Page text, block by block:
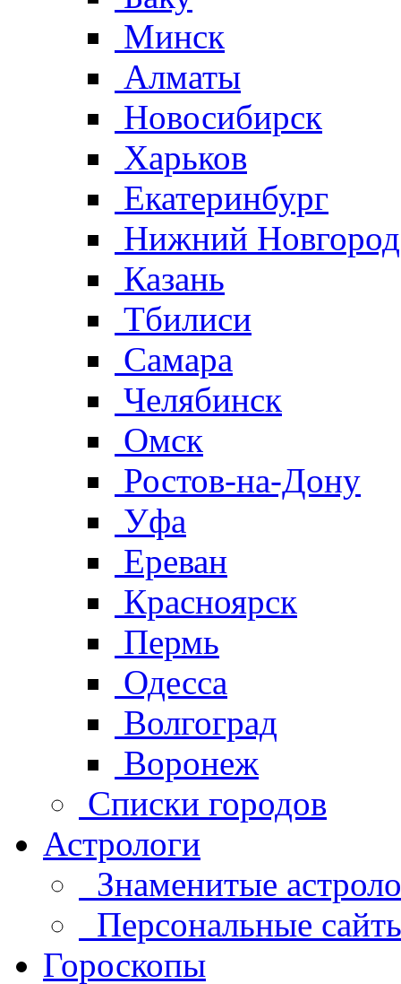
Минск
Алматы
Новосибирск
Харьков
Екатеринбург
Нижний Новгород
Казань
Тбилиси
Самара
Челябинск
Омск
Ростов-на-Дону
Уфа
Ереван
Красноярск
Пермь
Одесса
Волгоград
Воронеж
Списки городов
Астрологи
Знаменитые
Персональные
Гороскопы